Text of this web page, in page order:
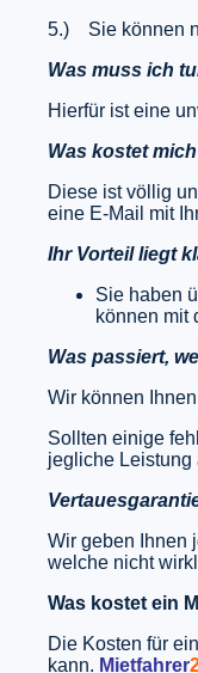
5.) Sie können
Was muss ich
Hierfür ist eine
Was kostet
Diese ist völlig
eine E-Mail mit
Ihr Vorteil liegt
Sie haben
können mit
Was passiert,
Wir können
Sollten einige
jegliche Leistung
Wir geben Ihnen
welche nicht
Was kostet ein
Die Kosten für
kann. Mietfahrer